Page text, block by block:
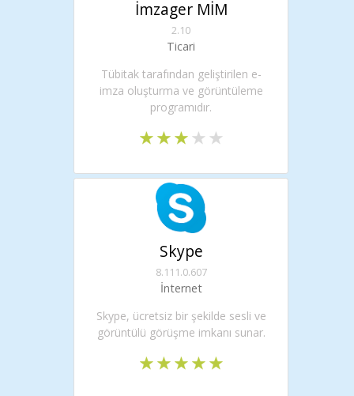
İmzager MİM
2.10
Ticari
Tübitak tarafından geliştirilen e-
imza oluşturma ve görüntüleme
programıdır.
Skype
8.111.0.607
İnternet
Skype, ücretsiz bir şekilde sesli ve
görüntülü görüşme imkanı sunar.